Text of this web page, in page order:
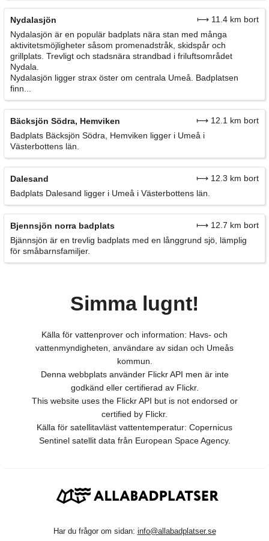
Nydalasjön
⟼ 11.4 km bort
Nydalasjön är en populär badplats nära stan med många
aktivitetsmöjligheter såsom promenadstråk, skidspår och
grillplats. Trevligt och stadsnära strandbad i friluftsområdet
Nydala.
Nydalasjön ligger strax öster om centrala Umeå. Badplatsen
finn...
Bäcksjön Södra, Hemviken
⟼ 12.1 km bort
Badplats Bäcksjön Södra, Hemviken ligger i Umeå i
Västerbottens län.
Dalesand
⟼ 12.3 km bort
Badplats Dalesand ligger i Umeå i Västerbottens län.
Bjennsjön norra badplats
⟼ 12.7 km bort
Bjännsjön är en trevlig badplats med en långgrund sjö, lämplig
för småbarnsfamiljer.
Simma lugnt!
Källa för vattenprover och information: Havs- och
vattenmyndigheten, användare av sidan och Umeås
kommun.
Denna webbplats använder Flickr API men är inte
godkänd eller certifierad av Flickr.
This website uses the Flickr API but is not endorsed or
certified by Flickr.
Källa för satellitavläst vattentemperatur: Copernicus
Sentinel satellit data från European Space Agency.
Har du frågor om sidan: info@allabadplatser.se